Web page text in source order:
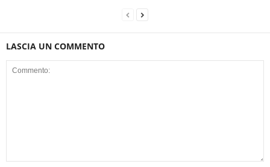
LASCIA UN COMMENTO